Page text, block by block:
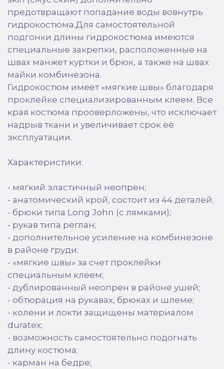
предотвращают попадание воды вовнутрь
гидрокостюма.Для самостоятельной
подгонки длины гидрокостюма имеются
специальные закрепки, расположенные на
швах манжет куртки и брюк, а также на швах
майки комбинезона.
Гидрокостюм имеет «мягкие швы» благодаря
проклейке специализированным клеем. Все
края костюма прооверложены, что исключает
надрыв ткани и увеличивает срок её
эксплуатации.
Характеристики:
- мягкий эластичный неопрен;
- анатомический крой, состоит из 44 деталей;
- брюки типа Long John (с лямками);
- рукав типа реглан;
- дополнительное усиление на комбинезоне
в районе груди;
- «мягкие швы» за счет проклейки
специальным клеем;
- дублированный неопрен в районе ушей;
- обтюрация на рукавах, брюках и шлеме;
- колени и локти защищены материалом
duratex;
- возможность самостоятельно подогнать
длину костюма;
- карман на бедре;